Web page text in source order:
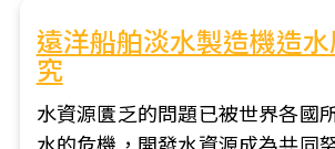
遠洋船舶淡水製造機造
究
水資源匱乏的問題已被世界各國